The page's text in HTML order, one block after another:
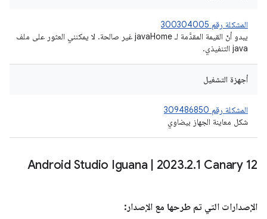
المشكلة رقم 300304005
يبدو أنّ القيمة المقدَّمة لـ javaHome غير صالحة. لا يمكنني العثور على ملف
java التنفيذي.
أجهزة التشغيل
المشكلة رقم 309486850
شكل معاينة الجهاز بيضاوي
Android Studio Iguana 2023.2.1 Canary 12
الإصدارات التي تم طرحها مع الإصدار: